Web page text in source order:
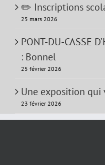
✏️ Inscriptions
25 mars 2026
PONT-DU-CASSE
: Bonnel
25 février 2026
Une exposition
23 février 2026